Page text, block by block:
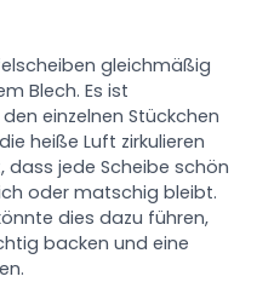
gleichmäßig
Blech. Es ist
einzelnen Stückchen
heiße Luft zirkulieren
dass jede Scheibe schön
oder matschig bleibt.
dies dazu führen,
backen und eine